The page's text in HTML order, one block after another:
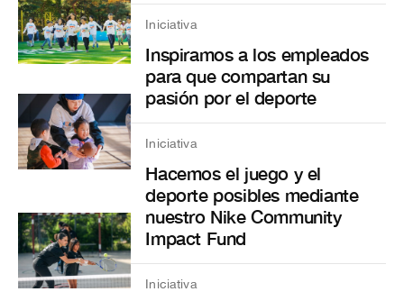
Iniciativa
Inspiramos a los empleados
para que compartan su
pasión por el deporte
Iniciativa
Hacemos el juego y el
deporte posibles mediante
nuestro Nike Community
Impact Fund
Iniciativa